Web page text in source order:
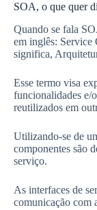
SOA, o que quer
Quando se fala
em inglês: Service
significa,
Esse termo visa
funcionalidades e/
reutilizados em
Utilizando-se de
componentes são
serviço.
As interfaces de
comunicação com